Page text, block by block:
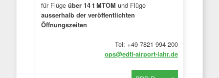
für Flüge über 14 t MTOM und Flüge
ausserhalb der veröffentlichten
Öffnungszeiten
Tel: +49 7821 994 200
ops@edtl-airport-lahr.de